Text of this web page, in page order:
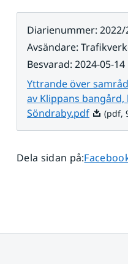
Diarienummer: 2022/
Avsändare:
Besvarad: 2024-05-14
Yttrande över
av Klippans
Söndraby.pdfPdf,(pdf,
Dela sidan på:Dela